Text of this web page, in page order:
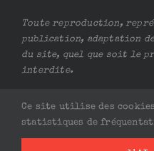
Toute reproduction,
publication, adaptation
du site, quel que soit le
interdite.
Ce site utilise des
statistiques de